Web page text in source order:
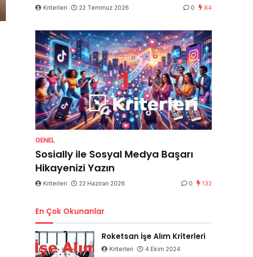
Kriterleri 22 Temmuz 2026 0 84
GENEL
Sosially ile Sosyal Medya Başarı
Hikayenizi Yazın
Kriterleri 22 Haziran 2026 0 132
En Çok Okunanlar
Roketsan İşe Alım Kriterleri
Kriterleri 4 Ekim 2024